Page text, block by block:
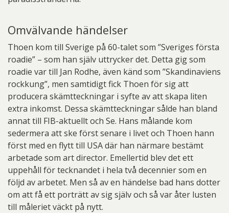
Omvälvande händelser
Thoen kom till Sverige på 60-talet som ”Sveriges första
roadie” – som han själv uttrycker det. Detta gig som
roadie var till Jan Rodhe, även känd som ”Skandinaviens
rockkung”, men samtidigt fick Thoen för sig att
producera skämtteckningar i syfte av att skapa liten
extra inkomst. Dessa skämtteckningar sålde han bland
annat till FIB-aktuellt och Se. Hans målande kom
sedermera att ske först senare i livet och Thoen hann
först med en flytt till USA där han närmare bestämt
arbetade som art director. Emellertid blev det ett
uppehåll för tecknandet i hela två decennier som en
följd av arbetet. Men så av en händelse bad hans dotter
om att få ett porträtt av sig själv och så var åter lusten
till måleriet väckt på nytt.